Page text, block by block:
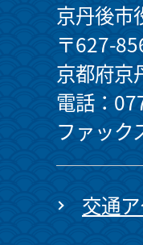
京丹後市
〒627-
京都府京
電話：
ファック
交通